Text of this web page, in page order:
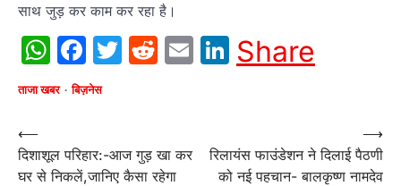
साथ जुड़ कर काम कर रहा है।
WhatsApp
Facebook
Twitter
Reddit
EmailLinkedIn
Share
ताजा खबर बिज़नेस
Post
navigation
⟵
दिशाशूल परिहार:-आज गुड़ खा कर
घर से निकलें,जानिए कैसा रहेगा
रिलायंस फाउंडेशन ने दिलाई पैठणी
को नई पहचान- बालकृष्ण नामदेव
⟶